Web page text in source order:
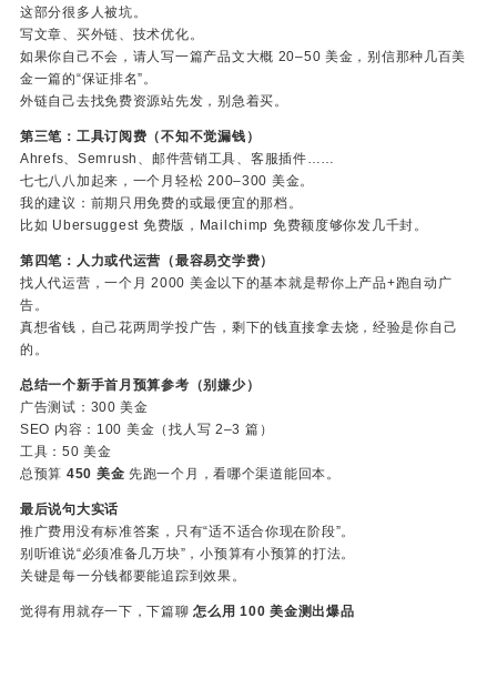
这部分很多人被坑。
写文章、买外链、技术优化。
如果你自己不会，请人写一篇产品文大概 20–50 美金，别信那种几百美
金一篇的“保证排名”。
外链自己去找免费资源站先发，别急着买。
第三笔：工具订阅费（不知不觉漏钱）
Ahrefs、Semrush、邮件营销工具、客服插件……
七七八八加起来，一个月轻松 200–300 美金。
我的建议：前期只用免费的或最便宜的那档。
比如 Ubersuggest 免费版，Mailchimp 免费额度够你发几千封。
第四笔：人力或代运营（最容易交学费）
找人代运营，一个月 2000 美金以下的基本就是帮你上产品+跑自动广
告。
真想省钱，自己花两周学投广告，剩下的钱直接拿去烧，经验是你自己
的。
总结一个新手首月预算参考（别嫌少）
广告测试：300 美金
SEO 内容：100 美金（找人写 2–3 篇）
工具：50 美金
总预算 450 美金 先跑一个月，看哪个渠道能回本。
最后说句大实话
推广费用没有标准答案，只有“适不适合你现在阶段”。
别听谁说“必须准备几万块”，小预算有小预算的打法。
关键是每一分钱都要能追踪到效果。
觉得有用就存一下，下篇聊 怎么用 100 美金测出爆品